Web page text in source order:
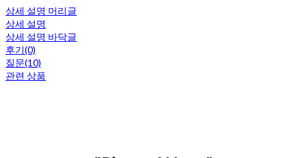
상세 설명 머리글
상세 설명
상세 설명 바닥글
후기(0)
질문(10)
관련 상품